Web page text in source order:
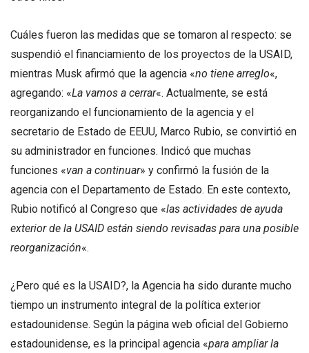
Cuáles fueron las medidas que se tomaron al respecto: se
suspendió el financiamiento de los proyectos de la USAID,
mientras Musk afirmó que la agencia «no tiene arreglo«,
agregando: «La vamos a cerrar«. Actualmente, se está
reorganizando el funcionamiento de la agencia y el
secretario de Estado de EEUU, Marco Rubio, se convirtió en
su administrador en funciones. Indicó que muchas
funciones «van a continuar» y confirmó la fusión de la
agencia con el Departamento de Estado. En este contexto,
Rubio notificó al Congreso que «las actividades de ayuda
exterior de la USAID están siendo revisadas para una posible
reorganización«.
¿Pero qué es la USAID?, la Agencia ha sido durante mucho
tiempo un instrumento integral de la política exterior
estadounidense. Según la página web oficial del Gobierno
estadounidense, es la principal agencia «para ampliar la